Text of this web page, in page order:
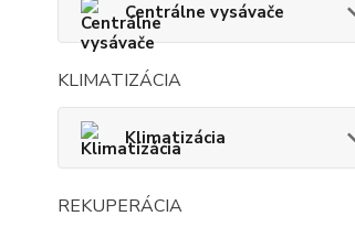
Centrálne vysávače
KLIMATIZÁCIA
Klimatizácia
REKUPERÁCIA